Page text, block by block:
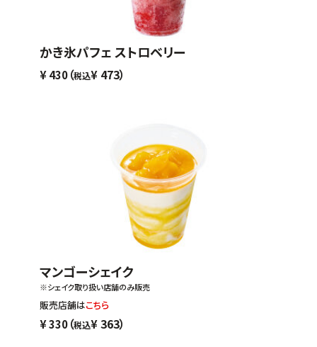
かき氷パフェ ストロベリー
¥430（税込¥473）
マンゴーシェイク
※シェイク取り扱い店舗のみ販売
販売店舗はこちら
¥330（税込¥363）